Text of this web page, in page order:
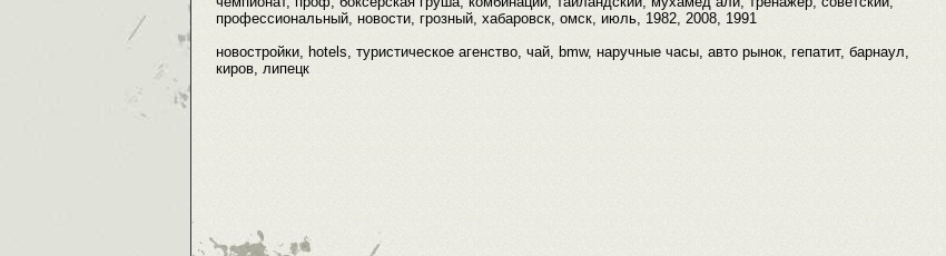
профессиональный, новости, грозный, хабаровск, омск, июль, 1982, 2008, 1991
новостройки, hotels, туристическое агенство, чай, bmw, наручные часы, авто рынок, гепатит, барнаул,
киров, липецк